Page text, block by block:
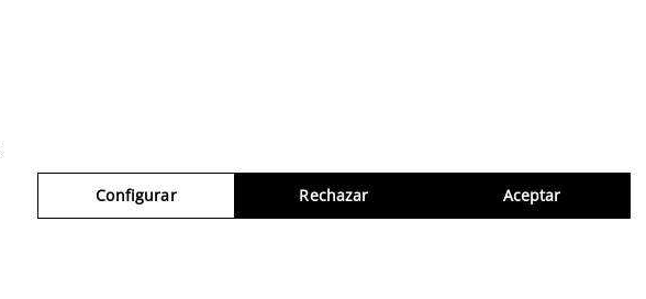
Configurar Rechazar Aceptar